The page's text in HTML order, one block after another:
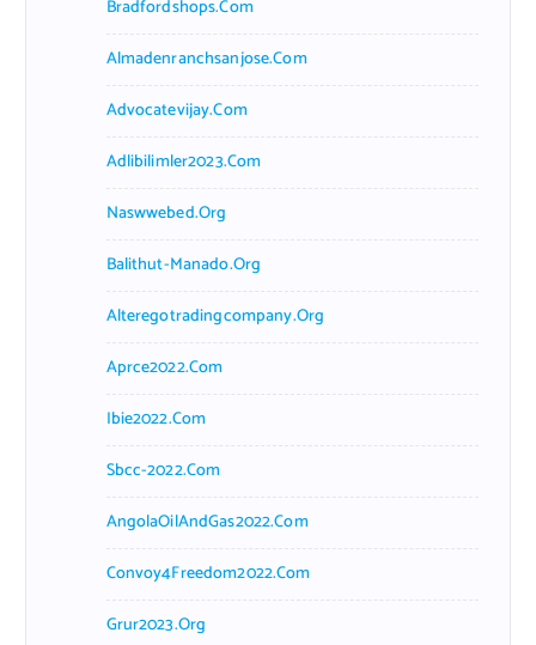
Bradfordshops.com
Almadenranchsanjose.com
Advocatevijay.com
Adlibilimler2023.com
Naswwebed.org
Balithut-Manado.org
Alteregotradingcompany.org
Aprce2022.com
Ibie2022.com
Sbcc-2022.com
AngolaOilAndGas2022.com
Convoy4Freedom2022.com
Grur2023.org